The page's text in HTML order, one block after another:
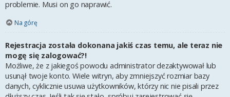
problemie. Musi on go naprawić.
Na górę
Rejestracja została dokonana jakiś czas temu, ale teraz nie
mogę się zalogować?!
Możliwe, że z jakiegoś powodu administrator dezaktywował lub
usunął twoje konto. Wiele witryn, aby zmniejszyć rozmiar bazy
danych, cyklicznie usuwa użytkowników, którzy nic nie pisali przez